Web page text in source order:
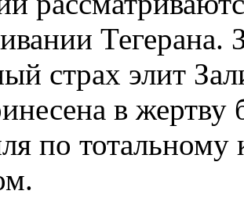
Тегерана.
страх элит
в
по